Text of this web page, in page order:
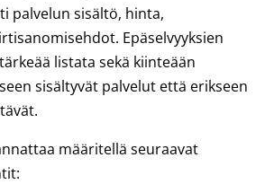
palvelun sisältö, hinta,
Epäselvyyksien
listata sekä kiinteään
sisältyvät palvelut että erikseen
määritellä seuraavat